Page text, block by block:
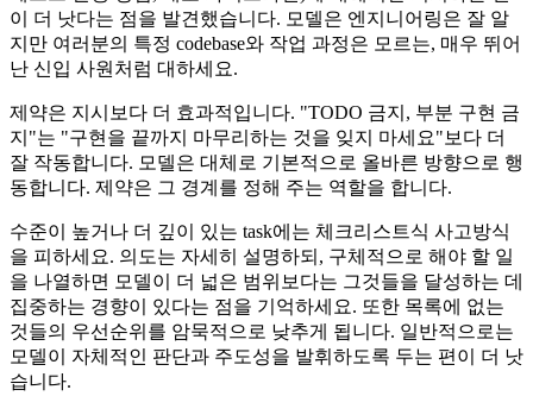
이 더 낫다는 점을 발견했습니다. 모델은 엔지니어링은 잘 알
지만 여러분의 특정 codebase와 작업 과정은 모르는, 매우 뛰어
난 신입 사원처럼 대하세요.
제약은 지시보다 더 효과적입니다. "TODO 금지, 부분 구현 금
지"는 "구현을 끝까지 마무리하는 것을 잊지 마세요"보다 더
잘 작동합니다. 모델은 대체로 기본적으로 올바른 방향으로 행
동합니다. 제약은 그 경계를 정해 주는 역할을 합니다.
수준이 높거나 더 깊이 있는 task에는 체크리스트식 사고방식
을 피하세요. 의도는 자세히 설명하되, 구체적으로 해야 할 일
을 나열하면 모델이 더 넓은 범위보다는 그것들을 달성하는 데
집중하는 경향이 있다는 점을 기억하세요. 또한 목록에 없는
것들의 우선순위를 암묵적으로 낮추게 됩니다. 일반적으로는
모델이 자체적인 판단과 주도성을 발휘하도록 두는 편이 더 낫
습니다.